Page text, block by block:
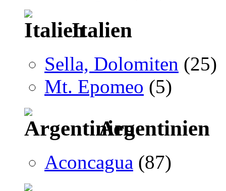
Italien
Sella, Dolomiten (25)
Mt. Epomeo (5)
Argentinien
Aconcagua (87)